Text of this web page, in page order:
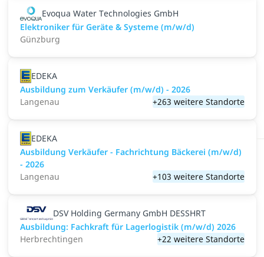
Evoqua Water Technologies GmbH
Elektroniker für Geräte & Systeme (m/w/d)
Günzburg
EDEKA
Ausbildung zum Verkäufer (m/w/d) - 2026
Langenau
+263 weitere Standorte
EDEKA
Ausbildung Verkäufer - Fachrichtung Bäckerei (m/w/d)
- 2026
Langenau
+103 weitere Standorte
DSV Holding Germany GmbH DESSHRT
Ausbildung: Fachkraft für Lagerlogistik (m/w/d) 2026
Herbrechtingen
+22 weitere Standorte